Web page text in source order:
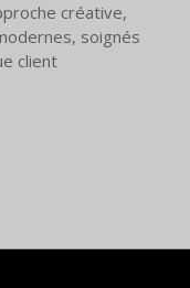
créative,
soignés
client